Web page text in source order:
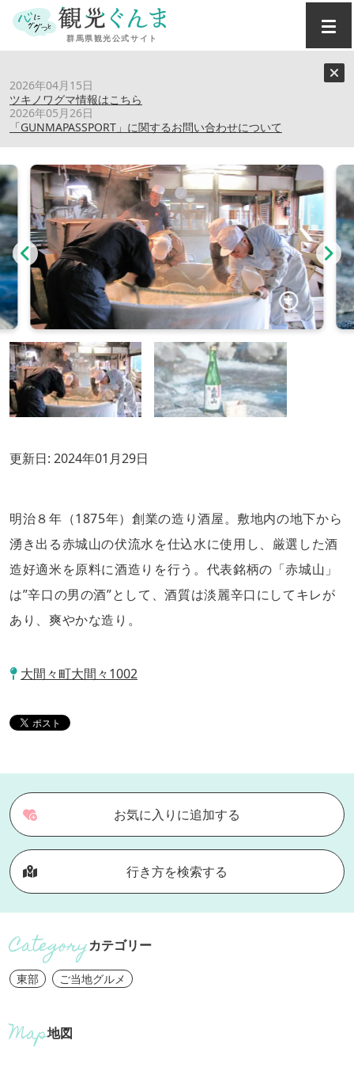
2026年04月15日
ツキノワグマ情報はこちら
2026年05月26日
「GUNMAPASSPORT」に関するお問い合わせについて
赤城山（近藤酒造(株)）
更新日: 2024年01月29日
明治８年（1875年）創業の造り酒屋。敷地内の地下から
湧き出る赤城山の伏流水を仕込水に使用し、厳選した酒
造好適米を原料に酒造りを行う。代表銘柄の「赤城山」
は”辛口の男の酒”として、酒質は淡麗辛口にしてキレが
あり、爽やかな造り。
大間々町大間々1002
お気に入りに追加する
行き方を検索する
カテゴリー
東部 ご当地グルメ
地図